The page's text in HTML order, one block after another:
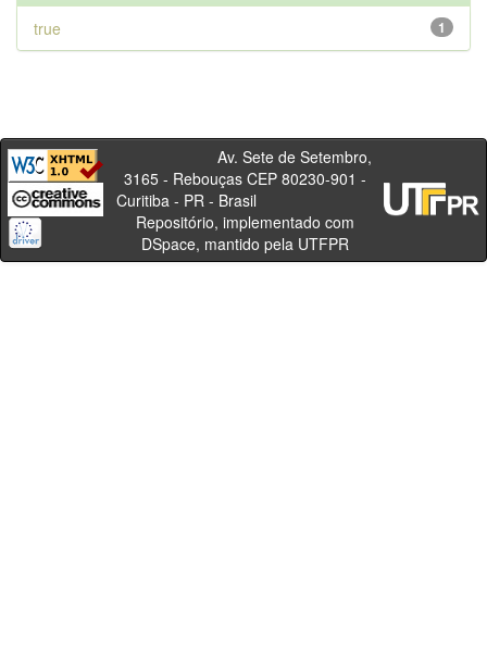
1
true
Av. Sete de Setembro,
3165 - Rebouças CEP 80230-901 -
Curitiba - PR - Brasil
Repositório, implementado com
DSpace, mantido pela UTFPR